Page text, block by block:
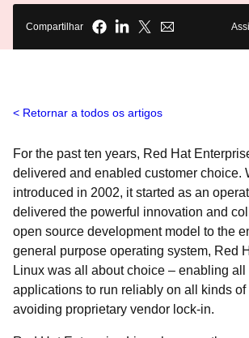
Compartilhar
Retornar a todos os artigos
For the past ten years, Red Hat
delivered and enabled customer choice.
introduced in 2002, it started as an
delivered the powerful innovation and
open source development model to the
general purpose operating system, Red
Linux was all about choice – enabling all
applications to run reliably on all kinds of
avoiding proprietary vendor lock-in.